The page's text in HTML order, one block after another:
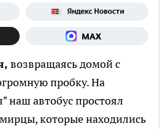
возвращаясь домой с
пробку. На
наш автобус простоял
которые находились